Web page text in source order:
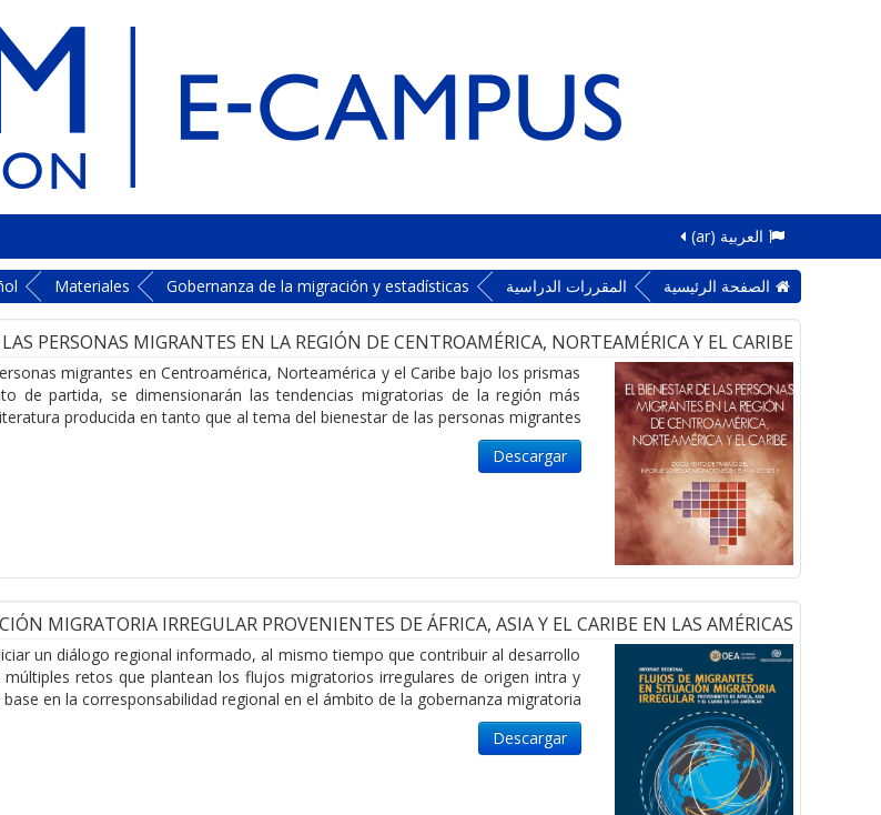
العربية ‎(ar)‎
الصفحة الرئيسية المقررات الدراسية Gobernanza de la migración y estadísticas
Materiales
PERSONAS MIGRANTES EN LA REGIÓN DE CENTROAMÉRICA, NORTEAMÉRICA Y EL CARIBE
migrantes en Centroamérica, Norteamérica y el Caribe bajo los prismas
de partida, se dimensionarán las tendencias migratorias de la región más
producida en tanto que al tema del bienestar de las personas migrantes.
Descargar
MIGRATORIA IRREGULAR PROVENIENTES DE ÁFRICA, ASIA Y EL CARIBE EN LAS AMÉRICAS
un diálogo regional informado, al mismo tiempo que contribuir al desarrollo
retos que plantean los flujos migratorios irregulares de origen intra y
en la corresponsabilidad regional en el ámbito de la gobernanza migratoria.
Descargar